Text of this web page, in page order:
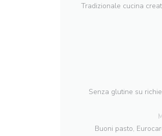
Tradizionale cucina
Senza glutine su
Buoni pasto,